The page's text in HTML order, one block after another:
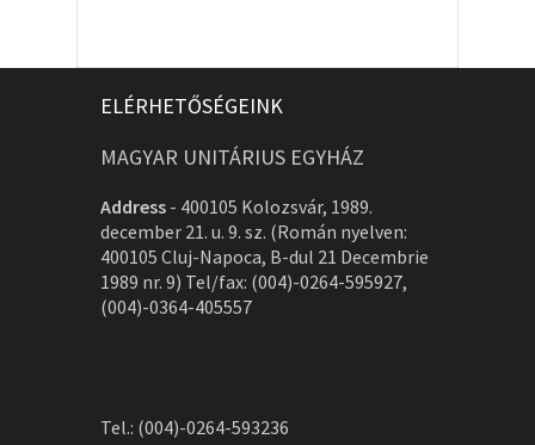
ELÉRHETŐSÉGEINK
MAGYAR UNITÁRIUS EGYHÁZ
Address - 400105 Kolozsvár, 1989.
december 21. u. 9. sz. (Román nyelven:
400105 Cluj-Napoca, B-dul 21 Decembrie
1989 nr. 9) Tel/fax: (004)-0264-595927,
(004)-0364-405557
Tel.: (004)-0264-593236